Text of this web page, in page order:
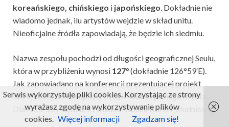
koreańskiego, chińskiego i japońskiego . Dokładnie nie
wiadomo jednak, ilu artystów wejdzie w skład unitu.
Nieoficjalne źródła zapowiadają, że będzie ich siedmiu.
Nazwa zespołu pochodzi od długości geograficznej Seulu,
która w przybliżeniu wynosi 127°(dokładnie 126°59′E).
Jak zapowiadano na konferencji prezentującej projekt
NCT, każdy unit skupiony będzie wokół jednego miasta.
Dla NCT 127 będzie to właśnie stolica Korei Południowej.
Serwis wykorzystuje pliki cookies. Korzystając ze strony
wyrażasz zgodę na wykorzystywanie plików
cookies. Więcej informacji Zgadzam się!